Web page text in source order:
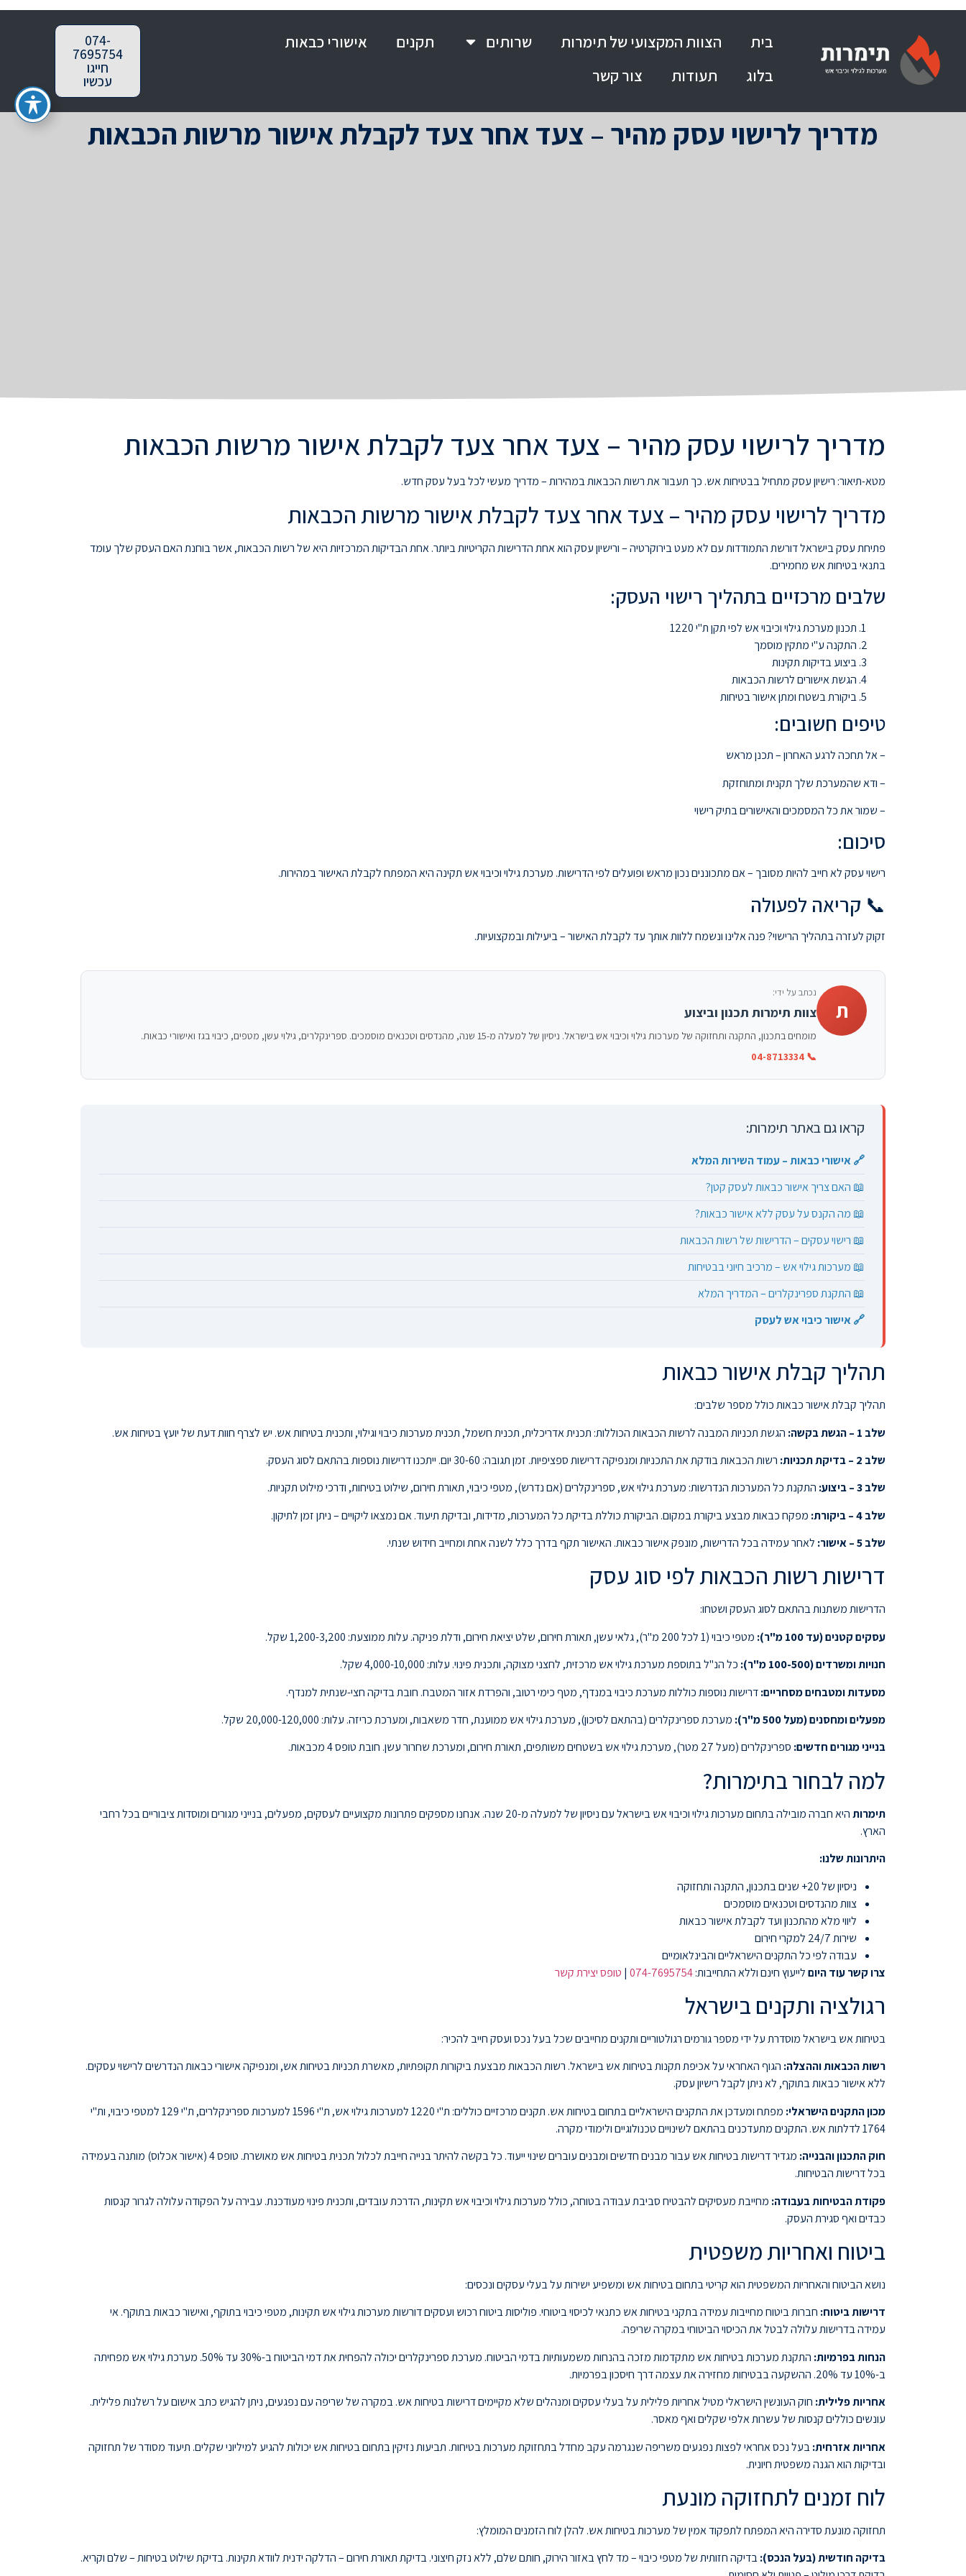
בית הצוות המקצועי של תימרות שרותים תקנים
אישורי כבאות
בלוג
תעודות צור קשר
074-
7695754
חייגו
עכשיו
מדריך לרישוי עסק מהיר – צעד אחר צעד לקבלת אישור מרשות הכבאות
מדריך לרישוי עסק מהיר – צעד אחר צעד לקבלת אישור מרשות הכבאות
מטא-תיאור: רישיון עסק מתחיל בבטיחות אש. כך תעבור את רשות הכבאות במהירות – מדריך מעשי לכל בעל עסק חדש.
מדריך לרישוי עסק מהיר – צעד אחר צעד לקבלת אישור מרשות הכבאות
פתיחת עסק בישראל דורשת התמודדות עם לא מעט בירוקרטיה – ורישיון עסק הוא אחת הדרישות הקריטיות ביותר. אחת הבדיקות המרכזיות היא של רשות הכבאות, אשר בוחנת האם העסק שלך עומד
בתנאי בטיחות אש מחמירים.
שלבים מרכזיים בתהליך רישוי העסק:
תכנון מערכת גילוי וכיבוי אש לפי תקן ת"י 1220
התקנה ע"י מתקין מוסמך
ביצוע בדיקות תקינות
הגשת אישורים לרשות הכבאות
ביקורת בשטח ומתן אישור בטיחות
טיפים חשובים:
– אל תחכה לרגע האחרון – תכנן מראש
– ודא שהמערכת שלך תקנית ומתוחזקת
– שמור את כל המסמכים והאישורים בתיק רישוי
סיכום:
רישוי עסק לא חייב להיות מסובך – אם מתכוננים נכון מראש ופועלים לפי הדרישות. מערכת גילוי וכיבוי אש תקינה היא המפתח לקבלת האישור במהירות.
📞 קריאה לפעולה
זקוק לעזרה בתהליך הרישוי? פנה אלינו ונשמח ללוות אותך עד לקבלת האישור – ביעילות ובמקצועיות.
ת
נכתב על ידי:
צוות תימרות תכנון וביצוע
מומחים בתכנון, התקנה ותחזוקה של מערכות גילוי וכיבוי אש בישראל. ניסיון של למעלה מ-15 שנה, מהנדסים וטכנאים מוסמכים. ספרינקלרים, גילוי עשן, מטפים, כיבוי בגז ואישורי כבאות.
📞 04-8713334
קראו גם באתר תימרות:
🔗 אישורי כבאות – עמוד השירות המלא
📖 האם צריך אישור כבאות לעסק קטן?
📖 מה הקנס על עסק ללא אישור כבאות?
📖 רישוי עסקים – הדרישות של רשות הכבאות
📖 מערכות גילוי אש – מרכיב חיוני בבטיחות
📖 התקנת ספרינקלרים – המדריך המלא
🔗 אישור כיבוי אש לעסק
תהליך קבלת אישור כבאות
תהליך קבלת אישור כבאות כולל מספר שלבים:
שלב 1 – הגשת בקשה:
הגשת תכניות המבנה לרשות הכבאות הכוללות: תכנית אדריכלית, תכנית חשמל, תכנית מערכות כיבוי וגילוי, ותכנית בטיחות אש. יש לצרף חוות דעת של יועץ בטיחות אש.
שלב 2 – בדיקת תכניות:
רשות הכבאות בודקת את התכניות ומנפיקה דרישות ספציפיות. זמן תגובה: 30-60 יום. ייתכנו דרישות נוספות בהתאם לסוג העסק.
שלב 3 – ביצוע:
התקנת כל המערכות הנדרשות: מערכת גילוי אש, ספרינקלרים (אם נדרש), מטפי כיבוי, תאורת חירום, שילוט בטיחות, ודרכי מילוט תקניות.
שלב 4 – ביקורת:
מפקח כבאות מבצע ביקורת במקום. הביקורת כוללת בדיקת כל המערכות, מדידות, ובדיקת תיעוד. אם נמצאו ליקויים – ניתן זמן לתיקון.
שלב 5 – אישור:
לאחר עמידה בכל הדרישות, מונפק אישור כבאות. האישור תקף בדרך כלל לשנה אחת ומחייב חידוש שנתי.
דרישות רשות הכבאות לפי סוג עסק
הדרישות משתנות בהתאם לסוג העסק ושטחו:
עסקים קטנים (עד 100 מ"ר):
מטפי כיבוי (1 לכל 200 מ"ר), גלאי עשן, תאורת חירום, שלט יציאת חירום, ודלת פניקה. עלות ממוצעת: 1,200-3,200 שקל.
חנויות ומשרדים (100-500 מ"ר):
כל הנ"ל בתוספת מערכת גילוי אש מרכזית, לחצני מצוקה, ותכנית פינוי. עלות: 4,000-10,000 שקל.
מסעדות ומטבחים מסחריים:דרישות נוספות כוללות מערכת כיבוי במנדף, מטף כימי רטוב, והפרדת אזור המטבח. חובת בדיקה חצי-שנתית למנדף.
מפעלים ומחסנים (מעל 500 מ"ר):
מערכת ספרינקלרים (בהתאם לסיכון), מערכת גילוי אש ממוענת, חדר משאבות, ומערכת כריזה. עלות: 20,000-120,000 שקל.
בנייני מגורים חדשים: ספרינקלרים (מעל 27 מטר), מערכת גילוי אש בשטחים משותפים, תאורת חירום, ומערכת שחרור עשן. חובת טופס 4 מכבאות.
למה לבחור בתימרות?
תימרות
היא חברה מובילה בתחום מערכות גילוי וכיבוי אש בישראל עם ניסיון של למעלה מ-20 שנה. אנחנו מספקים פתרונות מקצועיים לעסקים, מפעלים, בנייני מגורים ומוסדות ציבוריים בכל רחבי
הארץ.
היתרונות שלנו:
ניסיון של 20+ שנים בתכנון, התקנה ותחזוקה
צוות מהנדסים וטכנאים מוסמכים
ליווי מלא מהתכנון ועד לקבלת אישור כבאות
שירות 24/7 למקרי חירום
עבודה לפי כל התקנים הישראליים והבינלאומיים
צרו קשר עוד היוםלייעוץ חינם וללא התחייבות:074-7695754
| טופס יצירת קשר
רגולציה ותקנים בישראל
בטיחות אש בישראל מוסדרת על ידי מספר גורמים רגולטוריים ותקנים מחייבים שכל בעל נכס ועסק חייב להכיר:
רשות הכבאות וההצלה: הגוף האחראי על אכיפת תקנות בטיחות אש בישראל. רשות הכבאות מבצעת ביקורות תקופתיות, מאשרת תכניות בטיחות אש, ומנפיקה אישורי כבאות הנדרשים לרישוי עסקים.
ללא אישור כבאות בתוקף, לא ניתן לקבל רישיון עסק.
מכון התקנים הישראלי:
מפתח ומעדכן את התקנים הישראליים בתחום בטיחות אש. תקנים מרכזיים כוללים: ת"י 1220 למערכות גילוי אש, ת"י 1596 למערכות ספרינקלרים, ת"י 129 למטפי כיבוי, ות"י
1764 לדלתות אש. התקנים מתעדכנים בהתאם לשינויים טכנולוגיים ולימודי מקרה.
חוק התכנון והבנייה:
מגדיר דרישות בטיחות אש עבור מבנים חדשים ומבנים עוברים שינוי ייעוד. כל בקשה להיתר בנייה חייבת לכלול תכנית בטיחות אש מאושרת. טופס 4 (אישור אכלוס) מותנה בעמידה
בכל דרישות הבטיחות.
פקודת הבטיחות בעבודה: מחייבת מעסיקים להבטיח סביבת עבודה בטוחה, כולל מערכות גילוי וכיבוי אש תקינות, הדרכת עובדים, ותכנית פינוי מעודכנת. עבירה על הפקודה עלולה לגרור קנסות
כבדים ואף סגירת העסק.
ביטוח ואחריות משפטית
נושא הביטוח והאחריות המשפטית הוא קריטי בתחום בטיחות אש ומשפיע ישירות על בעלי עסקים ונכסים:
דרישות ביטוח: חברות ביטוח מחייבות עמידה בתקני בטיחות אש כתנאי לכיסוי ביטוחי. פוליסות ביטוח רכוש ועסקים דורשות מערכות גילוי אש תקינות, מטפי כיבוי בתוקף, ואישור כבאות בתוקף. אי
עמידה בדרישות עלולה לבטל את הכיסוי הביטוחי במקרה שריפה.
הנחות בפרמיות:
התקנת מערכות בטיחות אש מתקדמות מזכה בהנחות משמעותיות בדמי הביטוח. מערכת ספרינקלרים יכולה להפחית את דמי הביטוח ב-30% עד 50%. מערכת גילוי אש מפחיתה
ב-10% עד 20%. ההשקעה בבטיחות מחזירה את עצמה דרך חיסכון בפרמיות.
אחריות פלילית: חוק העונשין הישראלי מטיל אחריות פלילית על בעלי עסקים ומנהלים שלא מקיימים דרישות בטיחות אש. במקרה של שריפה עם נפגעים, ניתן להגיש כתב אישום על רשלנות פלילית.
עונשים כוללים קנסות של עשרות אלפי שקלים ואף מאסר.
אחריות אזרחית:בעל נכס אחראי לפצות נפגעים משריפה שנגרמה עקב מחדל בתחזוקת מערכות בטיחות. תביעות נזיקין בתחום בטיחות אש יכולות להגיע למיליוני שקלים. תיעוד מסודר של תחזוקה
ובדיקות הוא הגנה משפטית חיונית.
לוח זמנים לתחזוקה מונעת
תחזוקה מונעת סדירה היא המפתח לתפקוד אמין של מערכות בטיחות אש. להלן לוח הזמנים המומלץ:
בדיקה חודשית (בעל הנכס):בדיקה חזותית של מטפי כיבוי – מד לחץ באזור הירוק, חותם שלם, ללא נזק חיצוני. בדיקת תאורת חירום – הדלקה ידנית לוודא תקינות. בדיקת שילוט בטיחות – שלם וקריא.